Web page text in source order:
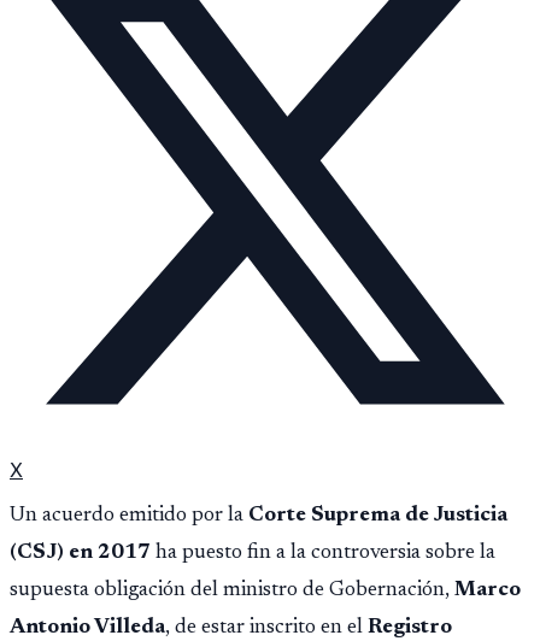
X
Un acuerdo emitido por la Corte Suprema de Justicia
(CSJ) en 2017 ha puesto fin a la controversia sobre la
supuesta obligación del ministro de Gobernación, Marco
Antonio Villeda, de estar inscrito en el Registro